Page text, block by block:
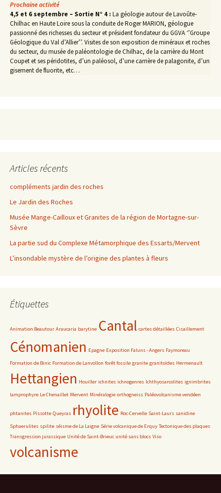
Prochaine activité
4,5 et 6 septembre – Sortie N° 4 : La géologie autour de Lavoûte-
Chilhac en Haute Loire sous la conduite de Roger MARION, géologue
passionné des richesses du secteur et président fondateur du GGVA ‘’Groupe
Géologique du Val d’Allier’’. Visites de son exposition de minéraux et roches
du secteur, du musée de paléontologie de Chilhac, de la carrière du Mont
Coupet et ses péridotites, d’un paléosol, d’une carrière de palagonite, d’un
gisement de fluorite, etc…
Articles récents
compléments jardin des roches
Le Jardin des Roches
Musée Mange-Cailloux et Granites de la région de Mortagne-sur-
Sèvre
La partie sud du Complexe Métamorphique des Essarts/Mervent
L’insondable mystère de l’origine des plantes à fleurs
Étiquettes
Animation Beautour Araucaria barytine Cantal cartes détaillées Cisaillement
Cénomanien Epagne Exposition Faluns - Angers Faymoreau
Formation de Binic Formation de Lanvollon forêt fossile granite granitoïdes Hermenault
Hettangien Houiller ichnites ichnogenres Ichthyosarcolites ignimbrites
lamprophyre Le Chenaillet Mervent Minéralogie orthogneiss Paléovolcanisme vendéen
phtanites Pissotte Queyras rhyolite Roc-Cervelle Saint-Laurs sanidine
Sphaerulites spilite séisme de La Laigne Série volcanique de Erquy Tectonique des plaques
Transgression jurassique Unité de Saint-Brieuc unité sans blocs Viso
volcanisme